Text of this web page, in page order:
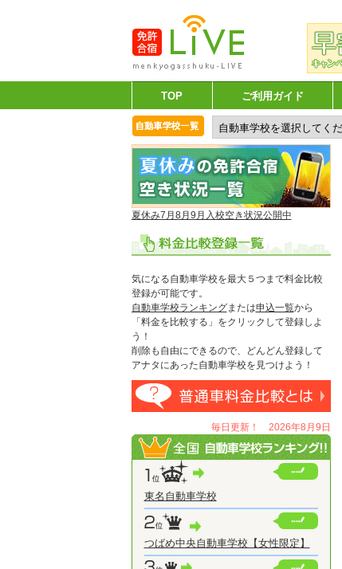
TOP ご利用ガイド
夏休み7月8月9月入校空き状況公開中
気になる自動車学校を最大５つまで料金比較
登録が可能です。
自動車学校ランキングまたは申込一覧から
「料金を比較する」をクリックして登録しよ
う！
削除も自由にできるので、どんどん登録して
アナタにあった自動車学校を見つけよう！
毎日更新！ 2026年8月9日
東名自動車学校
つばめ中央自動車学校【女性限定】